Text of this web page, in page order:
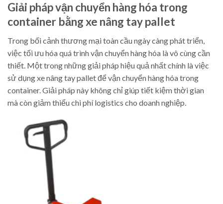
Giải pháp vận chuyển hàng hóa trong
container bằng xe nâng tay pallet
Trong bối cảnh thương mại toàn cầu ngày càng phát triển,
việc tối ưu hóa quá trình vận chuyển hàng hóa là vô cùng cần
thiết. Một trong những giải pháp hiệu quả nhất chính là việc
sử dụng xe nâng tay pallet để vận chuyển hàng hóa trong
container. Giải pháp này không chỉ giúp tiết kiệm thời gian
mà còn giảm thiểu chi phí logistics cho doanh nghiệp.